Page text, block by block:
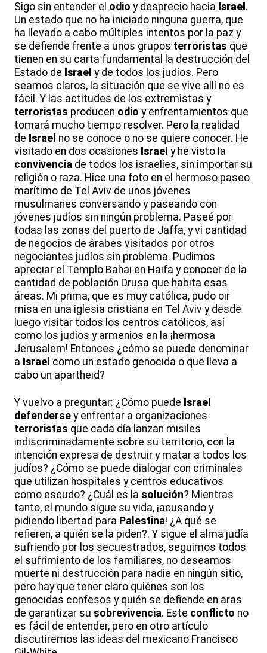
Sigo sin entender el odio y desprecio hacia Israel .
Un estado que no ha iniciado ninguna guerra, que
ha llevado a cabo múltiples intentos por la paz y
se defiende frente a unos grupos terroristas que
tienen en su carta fundamental la destrucción del
Estado de Israel y de todos los judíos. Pero
seamos claros, la situación que se vive allí no es
fácil. Y las actitudes de los extremistas y
terroristas producen odio y enfrentamientos que
tomará mucho tiempo resolver. Pero la realidad
de Israel no se conoce o no se quiere conocer. He
visitado en dos ocasiones Israel y he visto la
convivencia de todos los israelíes, sin importar su
religión o raza. Hice una foto en el hermoso paseo
marítimo de Tel Aviv de unos jóvenes
musulmanes conversando y paseando con
jóvenes judíos sin ningún problema. Paseé por
todas las zonas del puerto de Jaffa, y vi cantidad
de negocios de árabes visitados por otros
negociantes judíos sin problema. Pudimos
apreciar el Templo Bahai en Haifa y conocer de la
cantidad de población Drusa que habita esas
áreas. Mi prima, que es muy católica, pudo oir
misa en una iglesia cristiana en Tel Aviv y desde
luego visitar todos los centros católicos, así
como los judíos y armenios en la ¡hermosa
Jerusalem! Entonces ¿cómo se puede denominar
a Israel como un estado genocida o que lleva a
cabo un apartheid?
Y vuelvo a preguntar: ¿Cómo puede Israel
defenderse y enfrentar a organizaciones
terroristas que cada día lanzan misiles
indiscriminadamente sobre su territorio, con la
intención expresa de destruir y matar a todos los
judíos? ¿Cómo se puede dialogar con criminales
que utilizan hospitales y centros educativos
como escudo? ¿Cuál es la solución? Mientras
tanto, el mundo sigue su vida, ¡acusando y
pidiendo libertad para Palestina! ¿A qué se
refieren, a quién se la piden?. Y sigue el alma judía
sufriendo por los secuestrados, seguimos todos
el sufrimiento de los familiares, no deseamos
muerte ni destrucción para nadie en ningún sitio,
pero hay que tener claro quiénes son los
genocidas confesos y quién se defiende en aras
de garantizar su sobrevivencia. Este conflicto no
es fácil de entender, pero en otro artículo
discutiremos las ideas del mexicano Francisco